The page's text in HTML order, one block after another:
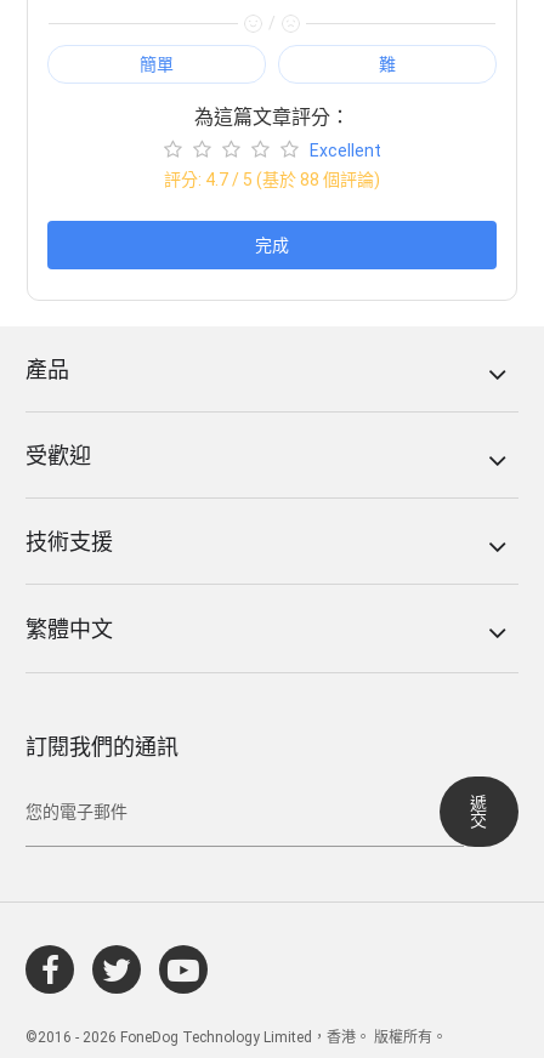
/
簡單 難
為這篇文章評分：
Excellent
評分: 4.7/ 5 (基於88 個評論)
完成
產品
受歡迎
技術支援
繁體中文
訂閱我們的通訊
遞
交
©2016 - 2026 FoneDog Technology Limited，香港。 版權所有。